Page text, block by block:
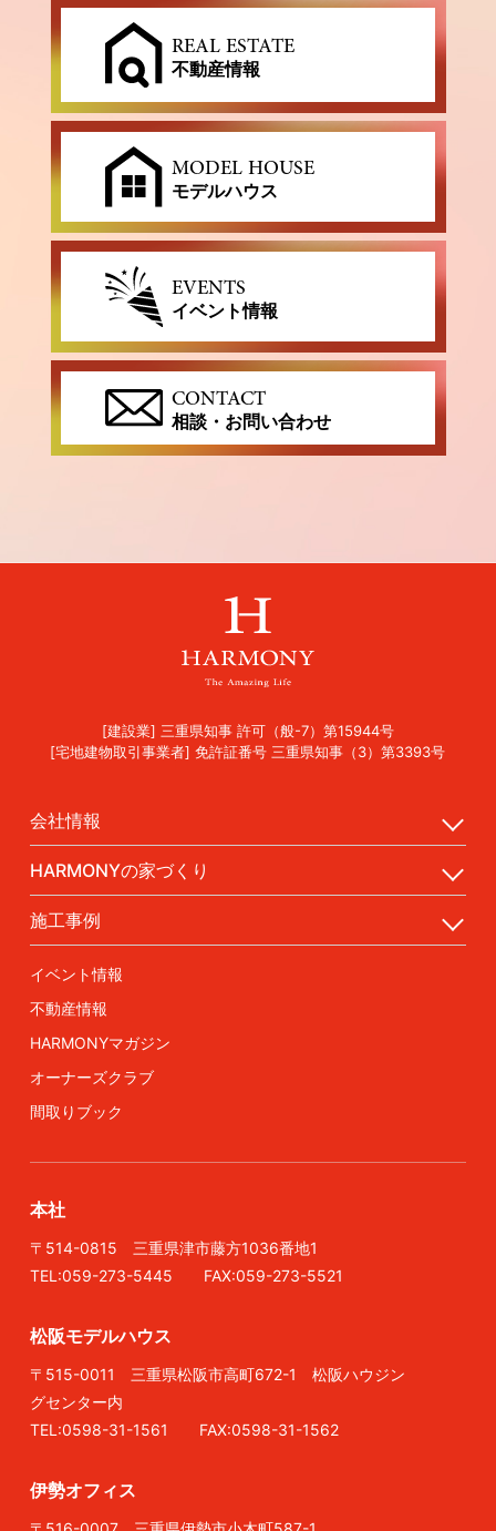
REAL ESTATE
不動産情報
MODEL HOUSE
モデルハウス
EVENTS
イベント情報
CONTACT
相談・お問い合わせ
[建設業] 三重県知事 許可（般-7）第15944号
[宅地建物取引事業者] 免許証番号 三重県知事（3）第3393号
会社情報
HARMONYの家づくり
施工事例
イベント情報
不動産情報
HARMONYマガジン
オーナーズクラブ
間取りブック
本社
〒514-0815 三重県津市藤方1036番地1
TEL:059-273-5445 FAX:059-273-5521
松阪モデルハウス
〒515-0011 三重県松阪市高町672-1 松阪ハウジン
グセンター内
TEL:0598-31-1561 FAX:0598-31-1562
伊勢オフィス